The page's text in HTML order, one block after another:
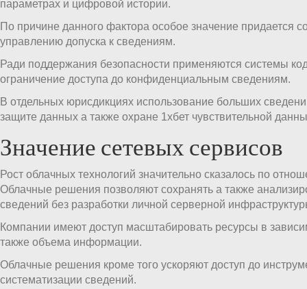
параметрах и цифровой истории.
По причине данного фактора особое значение придается
управлению допуска к сведениям.
Ради поддержания безопасности применяются системы
ограничение доступа до конфиденциальным сведениям.
В отдельных юрисдикциях использование больших
защите данных а также охране 1хбет чувствительной
Значение сетевых сервисов
Рост облачных технологий значительно сказалось по
Облачные решения позволяют сохранять а также
сведений без разработки личной серверной
Компании имеют доступ масштабировать ресурсы в
также объема информации.
Облачные решения кроме того ускоряют доступ до
систематизации сведений.